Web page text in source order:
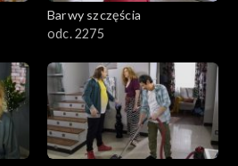
Barwy szczęścia
odc. 2275